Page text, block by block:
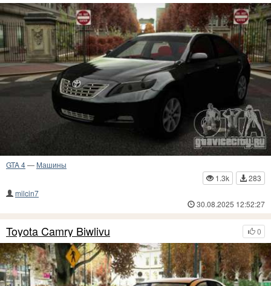
GTA 4— Машины
1.3k
283
milcin7
30.08.2025 12:52:27
0
Toyota Camry Biwlivu